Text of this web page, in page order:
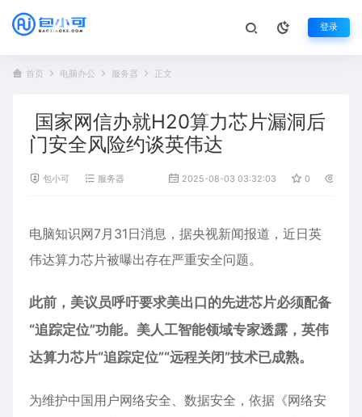
登录
首页 电脑办公 服务器 正文
国家网信办就H20算力芯片漏洞后
门安全风险约谈英伟达
包小可 服务器 2025-08-03 03:32:03 0
电脑知识网7月31日消息，据央视新闻报道，近日英
伟达算力芯片被曝出存在严重安全问题。
此前，美议员呼吁要求美出口的先进芯片必须配备
“追踪定位”功能。美人工智能领域专家透露，英伟
达算力芯片“追踪定位”“远程关闭”技术已成熟。
为维护中国用户网络安全、数据安全，依据《网络安